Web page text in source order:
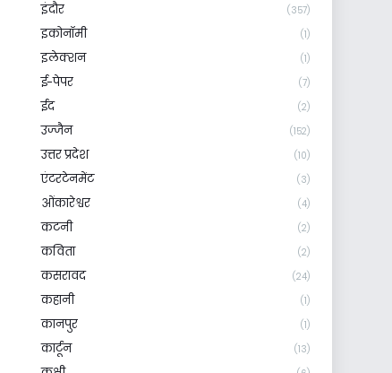
इंदौर (357)
इकोनॉमी (1)
इलेक्शन (1)
ई-पेपर (7)
ईद (2)
उज्जैन (152)
उत्तर प्रदेश (10)
एंटरटेनमेंट (3)
ओंकारेश्वर (4)
कटनी (2)
कविता (2)
कसरावद (24)
कहानी (1)
कानपुर (1)
कार्टून (13)